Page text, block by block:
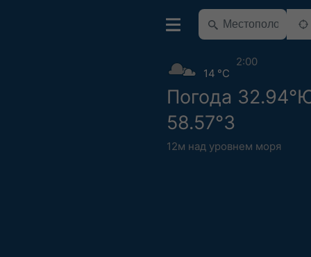
Погода
58.57°З
12м над уровнем моря
14 °C
2:00